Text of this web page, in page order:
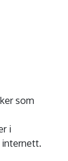
som
i
internett.